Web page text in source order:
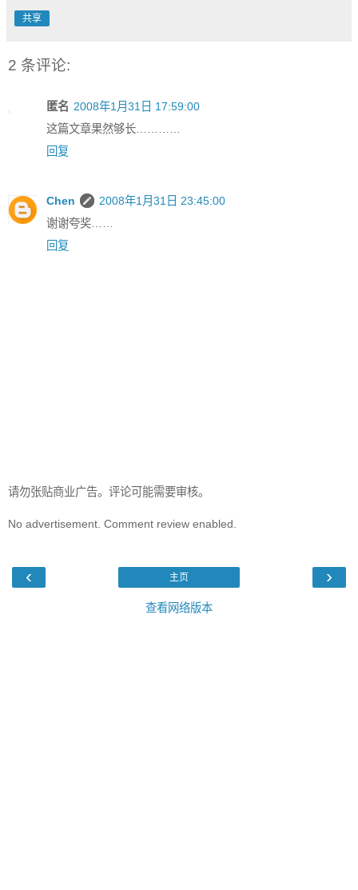
共享
2 条评论:
匿名 2008年1月31日 17:59:00
这篇文章果然够长…………
回复
Chen
2008年1月31日 23:45:00
谢谢夸奖……
回复
请勿张贴商业广告。评论可能需要审核。
No advertisement. Comment review enabled.
‹ ›
主页
查看网络版本